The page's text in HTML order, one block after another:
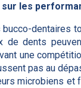
les
bucco-dentaires
dents
une
pas au
microbiens et